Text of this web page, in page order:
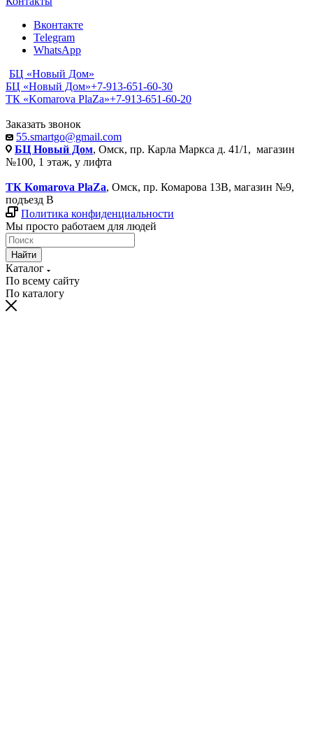
Вконтакте
Telegram
WhatsApp
БЦ «Новый Дом»
БЦ «Новый Дом»+7-913-651-60-30
ТК «Komarova PlaZa»+7-913-651-60-20
Заказать звонок
55.smartgo@gmail.com
БЦ Новый Дом, Омск, пр. Карла Маркса д. 41/1, магазин
№100, 1 этаж, у лифта
ТК Komarova PlaZa, Омск, пр. Комарова 13В, магазин №9,
подъезд В
Политика конфиденциальности
Мы просто работаем для людей
Найти
Каталог
По всему сайту
По каталогу